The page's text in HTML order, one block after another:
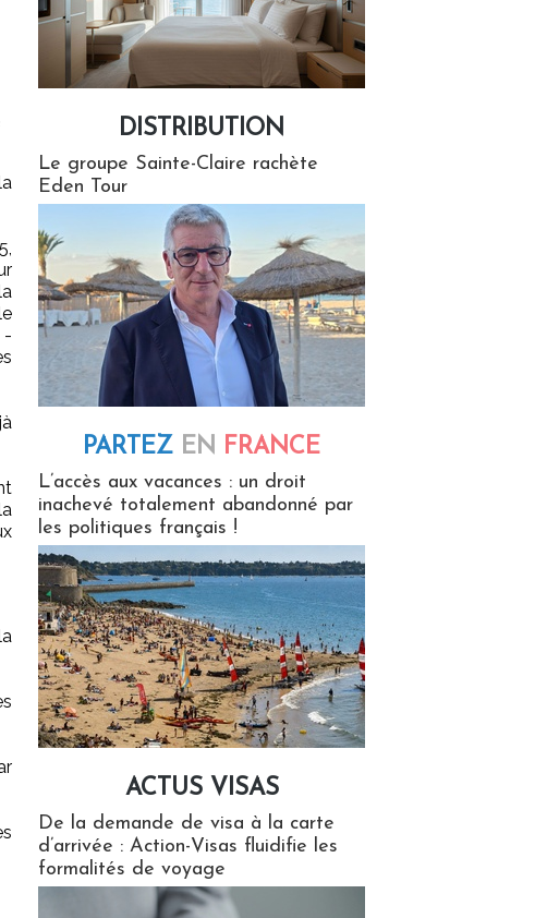
-
DISTRIBUTION
Le groupe Sainte-Claire rachète
Eden Tour
PARTEZ EN FRANCE
L’accès aux vacances : un droit
inachevé totalement abandonné par
les politiques français !
ACTUS VISAS
De la demande de visa à la carte
d’arrivée : Action-Visas fluidifie les
formalités de voyage